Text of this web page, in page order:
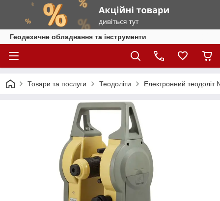
Геодезичне обладнання та інструменти
Товари та послуги Теодоліти Електронний теодоліт